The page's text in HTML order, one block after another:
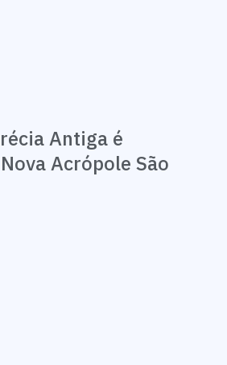
Antiga é
Acrópole São